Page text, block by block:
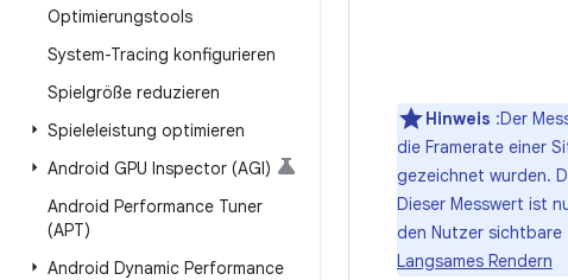
Optimierungstools
System-Tracing konfigurieren
Spielgröße reduzieren
Spieleleistung optimieren
Android GPU Inspector (AGI)
Android Performance Tuner
(APT)
Android Dynamic Performance
Hinweis :Der
die Framerate einer
gezeichnet wurden.
Dieser Messwert ist
den Nutzer sichtbare
Langsames Rendern